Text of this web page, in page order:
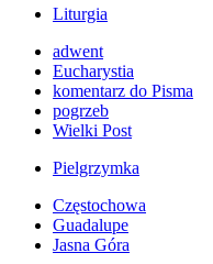
Liturgia
adwent
Eucharystia
komentarz do Pisma
pogrzeb
Wielki Post
Pielgrzymka
Częstochowa
Guadalupe
Jasna Góra